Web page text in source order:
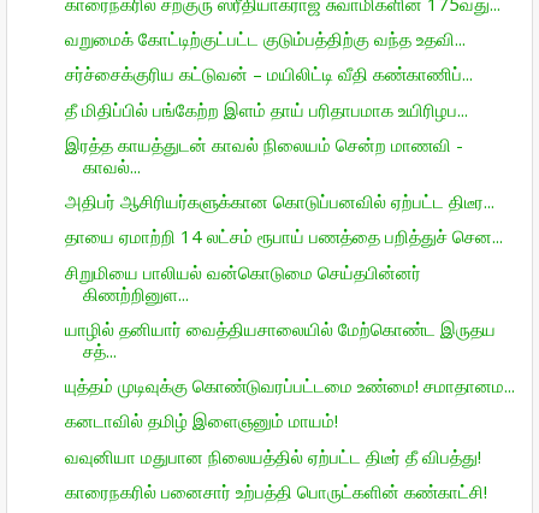
வறுமைக் கோட்டிற்குட்பட்ட குடும்பத்திற்கு வந்த உதவி...
சர்ச்சைக்குரிய கட்டுவன் – மயிலிட்டி வீதி கண்காணிப்...
தீ மிதிப்பில் பங்கேற்ற இளம் தாய் பரிதாபமாக உயிரிழப...
இரத்த காயத்துடன் காவல் நிலையம் சென்ற மாணவி -
காவல்...
அதிபர் ஆசிரியர்களுக்கான கொடுப்பனவில் ஏற்பட்ட திடீர...
தாயை ஏமாற்றி 14 லட்சம் ரூபாய் பணத்தை பறித்துச் சென...
சிறுமியை பாலியல் வன்கொடுமை செய்தபின்னர்
கிணற்றினுள...
யாழில் தனியார் வைத்தியசாலையில் மேற்கொண்ட இருதய
சத்...
யுத்தம் முடிவுக்கு கொண்டுவரப்பட்டமை உண்மை! சமாதானம...
கனடாவில் தமிழ் இளைஞனும் மாயம்!
வவுனியா மதுபான நிலையத்தில் ஏற்பட்ட திடீர் தீ விபத்து!
காரைநகரில் பனைசார் உற்பத்தி பொருட்களின் கண்காட்சி!